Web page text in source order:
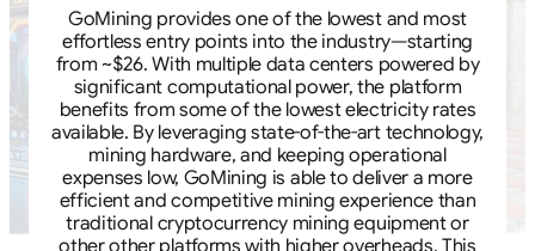
GoMining provides one of the lowest and most
effortless entry points into the industry—starting
from ~$26. With multiple data centers powered by
significant computational power, the platform
benefits from some of the lowest electricity rates
available. By leveraging state-of-the-art technology,
mining hardware, and keeping operational
expenses low, GoMining is able to deliver a more
efficient and competitive mining experience than
traditional cryptocurrency mining equipment or
other other platforms with higher overheads. This